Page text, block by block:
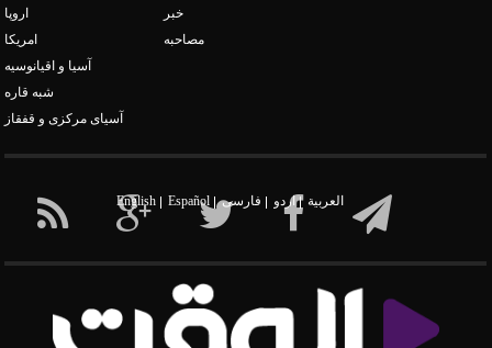
اروپا
امریکا
آسیا و اقیانوسیه
شبه قاره
آسیای مرکزی و قفقاز
خبر
مصاحبه
العربیة اردو فارسی Español
English